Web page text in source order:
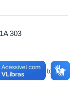
303
Voltar para o topo